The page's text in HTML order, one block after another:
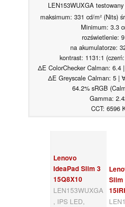
LEN153WUXGA
maksimum: 331 cd/m² (Nits)
Minimum: 3.3
rozświetlenie:
na akumulatorze:
kontrast: 1131:1
ΔE ColorChecker Calman: 6.4
ΔE Greyscale Calman: 5 |
64.2% sRGB
Gamma:
CCT: 6596
Lenovo
IdeaPad Slim 3
15Q8X10
LEN153WUXGA
, IPS LED,
Slim